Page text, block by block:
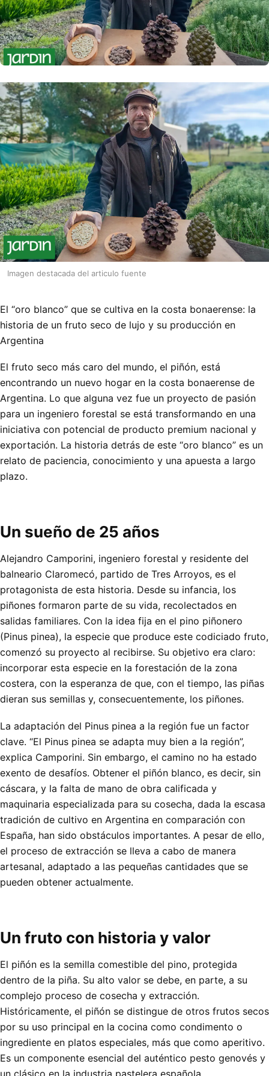
Imagen destacada del articulo fuente
El “oro blanco” que se cultiva en la costa bonaerense: la
historia de un fruto seco de lujo y su producción en
Argentina
El fruto seco más caro del mundo, el piñón, está
encontrando un nuevo hogar en la costa bonaerense de
Argentina. Lo que alguna vez fue un proyecto de pasión
para un ingeniero forestal se está transformando en una
iniciativa con potencial de producto premium nacional y
exportación. La historia detrás de este “oro blanco” es un
relato de paciencia, conocimiento y una apuesta a largo
plazo.
Un sueño de 25 años
Alejandro Camporini, ingeniero forestal y residente del
balneario Claromecó, partido de Tres Arroyos, es el
protagonista de esta historia. Desde su infancia, los
piñones formaron parte de su vida, recolectados en
salidas familiares. Con la idea fija en el pino piñonero
(Pinus pinea), la especie que produce este codiciado fruto,
comenzó su proyecto al recibirse. Su objetivo era claro:
incorporar esta especie en la forestación de la zona
costera, con la esperanza de que, con el tiempo, las piñas
dieran sus semillas y, consecuentemente, los piñones.
La adaptación del Pinus pinea a la región fue un factor
clave. “El Pinus pinea se adapta muy bien a la región”,
explica Camporini. Sin embargo, el camino no ha estado
exento de desafíos. Obtener el piñón blanco, es decir, sin
cáscara, y la falta de mano de obra calificada y
maquinaria especializada para su cosecha, dada la escasa
tradición de cultivo en Argentina en comparación con
España, han sido obstáculos importantes. A pesar de ello,
el proceso de extracción se lleva a cabo de manera
artesanal, adaptado a las pequeñas cantidades que se
pueden obtener actualmente.
Un fruto con historia y valor
El piñón es la semilla comestible del pino, protegida
dentro de la piña. Su alto valor se debe, en parte, a su
complejo proceso de cosecha y extracción.
Históricamente, el piñón se distingue de otros frutos secos
por su uso principal en la cocina como condimento o
ingrediente en platos especiales, más que como aperitivo.
Es un componente esencial del auténtico pesto genovés y
un clásico en la industria pastelera española,